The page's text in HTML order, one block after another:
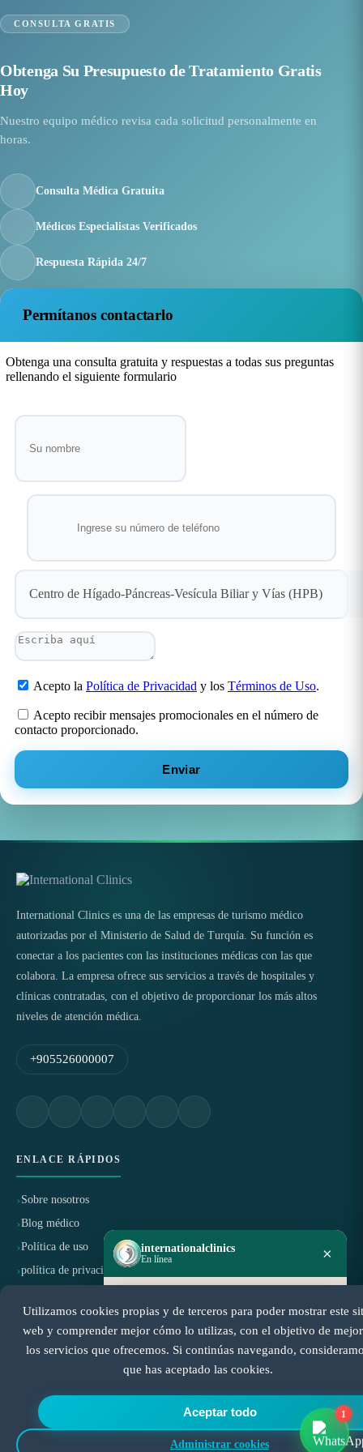
CONSULTA GRATIS
Obtenga Su Presupuesto de Tratamiento Gratis
Hoy
Nuestro equipo médico revisa cada solicitud personalmente en
horas.
Consulta Médica Gratuita
Médicos Especialistas Verificados
Respuesta Rápida 24/7
Permítanos contactarlo
Obtenga una consulta gratuita y respuestas a todas sus preguntas
rellenando el siguiente formulario
Centro de Hígado-Páncreas-Vesícula Biliar y Vías (HPB)
Acepto la Política de Privacidad y los Términos de Uso.
Acepto recibir mensajes promocionales en el número de
contacto proporcionado.
Enviar
1
internationalclinics
En línea ×
Inicia un chat en WhatsApp — respondemos
rápido.
International Clinics es una de las empresas de turismo médico
autorizadas por el Ministerio de Salud de Turquía. Su función es
conectar a los pacientes con las instituciones médicas con las que
colabora. La empresa ofrece sus servicios a través de hospitales y
clínicas contratadas, con el objetivo de proporcionar los más altos
niveles de atención médica.
+905526000007
ENLACE RÁPIDOS
Sobre nosotros
Blog médico
Política de uso
política de privacidad
© Todos los derechos reservados a International Clinics
Utilizamos cookies propias y de terceros para poder mostrar este
web y comprender mejor cómo lo utilizas, con el objetivo de
los servicios que ofrecemos. Si continúas navegando,
que has aceptado las cookies.
Aceptar todo
Administrar cookies